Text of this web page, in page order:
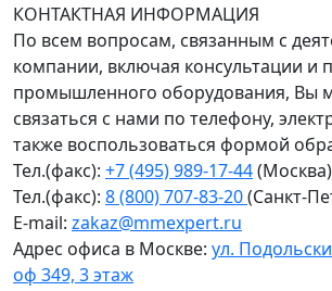
КОНТАКТНАЯ ИНФОРМАЦИЯ
По всем вопросам, связанным с
компании, включая консультации и
промышленного оборудования, Вы
связаться с нами по телефону,
также воспользоваться формой
Тел.(факс): +7 (495) 989-17-44(Москва)
Тел.(факс): 8 (800) 707-83-20(Санкт-
E-mail: zakaz@mmexpert.ru
Адрес офиса в Москве: ул.
оф 349, 3 этаж